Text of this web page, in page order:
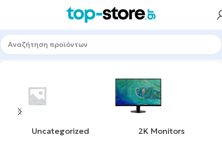
Αρχική σελίδα Προϊόν upc 94933404
Uncategorized 2K Monitors